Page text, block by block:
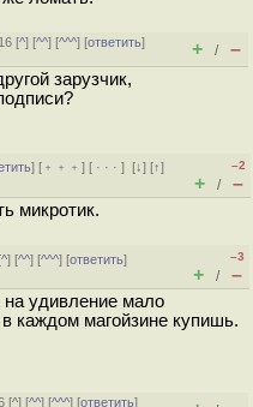
[^] [^^] [^^^] [ответить]
+ / –
зарузчик,
] [ ﹢﹢﹢] [ · · ·][↓] [↑]
–2
+ / –
микротик.
^] [^^] [^^^] [ответить]
–3
+ / –
удивление мало
каждом магойзине купишь.
[^] [^^] [^^^] [ответить]